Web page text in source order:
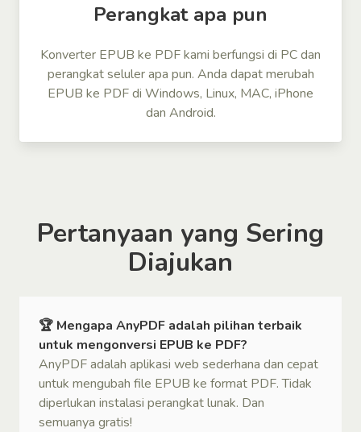
Perangkat apa pun
Konverter EPUB ke PDF kami berfungsi di PC dan
perangkat seluler apa pun. Anda dapat merubah
EPUB ke PDF di Windows, Linux, MAC, iPhone
dan Android.
Pertanyaan yang Sering
Diajukan
🏆 Mengapa AnyPDF adalah pilihan terbaik
untuk mengonversi EPUB ke PDF?
AnyPDF adalah aplikasi web sederhana dan cepat
untuk mengubah file EPUB ke format PDF. Tidak
diperlukan instalasi perangkat lunak. Dan
semuanya gratis!